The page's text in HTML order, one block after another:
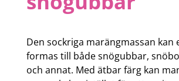
Den sockriga marängmassan kan
formas till både snögubbar,
och annat. Med ätbar färg kan